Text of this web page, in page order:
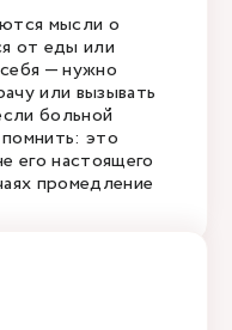
мысли о
от еды или
— нужно
или вызывать
больной
это
его настоящего
промедление